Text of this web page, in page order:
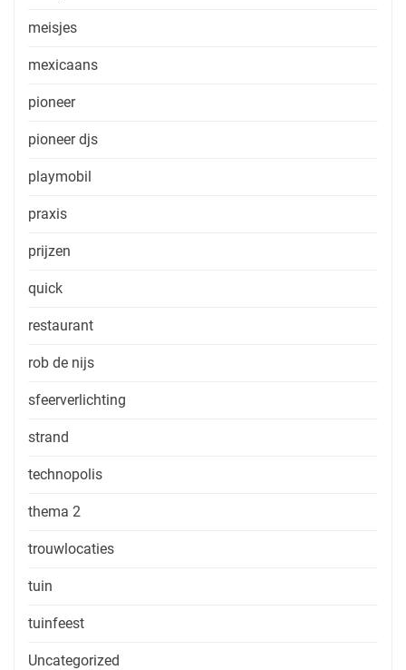
meisjes
mexicaans
pioneer
pioneer djs
playmobil
praxis
prijzen
quick
restaurant
rob de nijs
sfeerverlichting
strand
technopolis
thema 2
trouwlocaties
tuin
tuinfeest
Uncategorized